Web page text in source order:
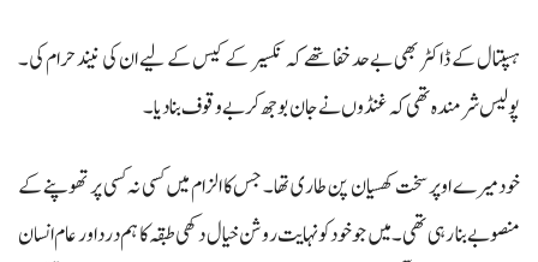
ہسپتال کے ڈاکٹر بھی بےحد خفا تھے کہ نکسیر کے کیس کے لیے ان کی نیند حرام کی۔
پولیس شرمندہ تھی کہ غنڈوں نے جان بوجھ کر بے وقوف بنا دیا۔
خود میرے اوپر سخت کھسیان پن طاری تھا۔ جس کا الزام میں کسی نہ کسی پر تھوپنے کے
منصوبے بنا رہی تھی۔ میں جو خود کو نہایت روشن خیال دکھی طبقہ کا ہم درد اور عام انسان